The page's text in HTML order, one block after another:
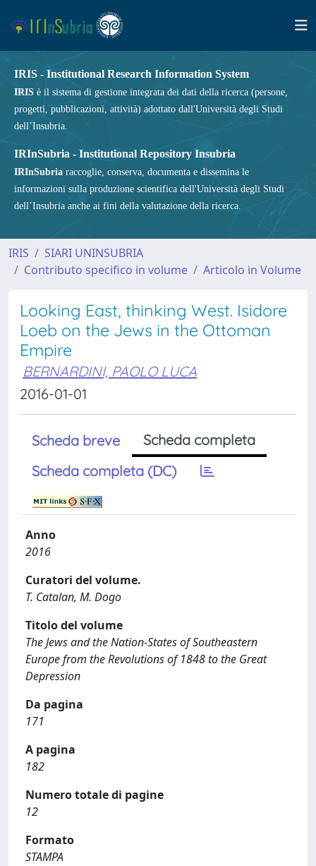
IRIS - Institutional Research Information System
IRIS è il sistema di gestione integrata dei dati della ricerca (persone,
progetti, pubblicazioni, attività) adottato dall'Università degli Studi
dell’Insubria.
IRInSubria - Institutional Repository Insubria
IRInSubria raccoglie, conserva, documenta e dissemina le
informazioni sulla produzione scientifica dell'Università degli Studi
dell’Insubria anche ai fini della valutazione della ricerca.
IRIS
SIARI UNINSUBRIA
Contributo specifico in volume
Articolo in Volume
Looking East, thinking West. Isidore
Loeb on the Jews in the Ottoman
Empire
BERNARDINI, PAOLO LUCA
2016-01-01
Scheda breve
Scheda completa
Scheda completa (DC)
Anno
2016
Curatori del volume.
T. Catalan, M. Dogo
Titolo del volume
The Jews and the Nation-States of Southeastern
Europe from the Revolutions of 1848 to the Great
Depression
Da pagina
171
A pagina
182
Numero totale di pagine
12
Formato
STAMPA